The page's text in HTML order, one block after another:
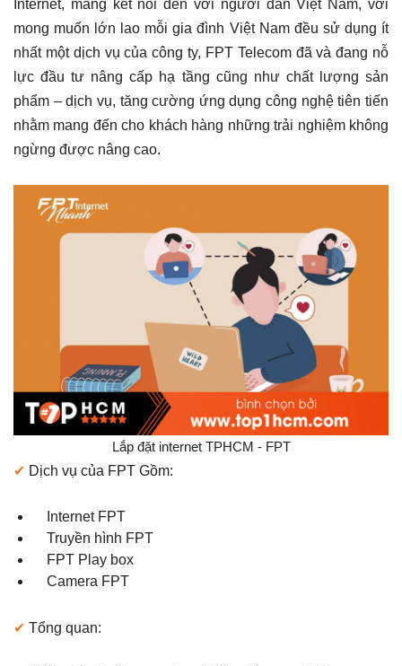
Internet, mang kết nối đến với người dân Việt Nam, với
mong muốn lớn lao mỗi gia đình Việt Nam đều sử dụng ít
nhất một dịch vụ của công ty, FPT Telecom đã và đang nỗ
lực đầu tư nâng cấp hạ tầng cũng như chất lượng sản
phẩm – dịch vụ, tăng cường ứng dụng công nghệ tiên tiến
nhằm mang đến cho khách hàng những trải nghiệm không
ngừng được nâng cao.
Lắp đặt internet TPHCM - FPT
✔ Dịch vụ của FPT Gồm:
Internet FPT
Truyền hình FPT
FPT Play box
Camera FPT
✔ Tổng quan: